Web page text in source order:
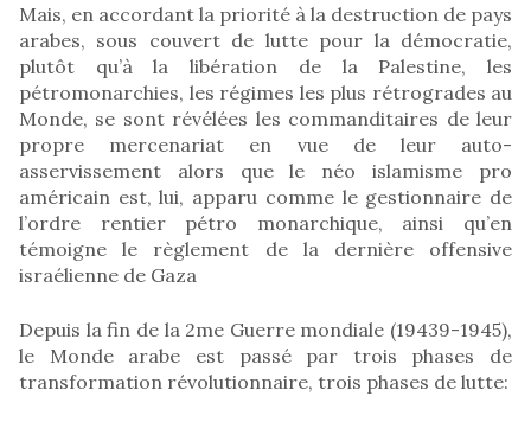
Mais, en accordant la priorité à la destruction de pays
arabes, sous couvert de lutte pour la démocratie,
plutôt qu’à la libération de la Palestine, les
pétromonarchies, les régimes les plus rétrogrades au
Monde, se sont révélées les commanditaires de leur
propre mercenariat en vue de leur auto-
asservissement alors que le néo islamisme pro
américain est, lui, apparu comme le gestionnaire de
l’ordre rentier pétro monarchique, ainsi qu’en
témoigne le règlement de la dernière offensive
israélienne de Gaza
Depuis la fin de la 2me Guerre mondiale (19439-1945),
le Monde arabe est passé par trois phases de
transformation révolutionnaire, trois phases de lutte: